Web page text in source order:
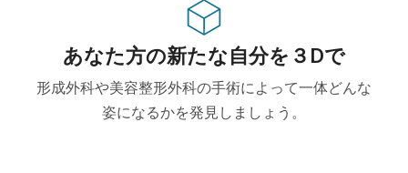
あなた方の新たな自分を３Dで
形成外科や美容整形外科の手術によって一体どんな
姿になるかを発見しましょう。